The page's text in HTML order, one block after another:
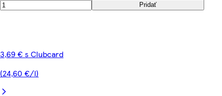
Pridať
3,69 € s Clubcard
(24,60 €/l)